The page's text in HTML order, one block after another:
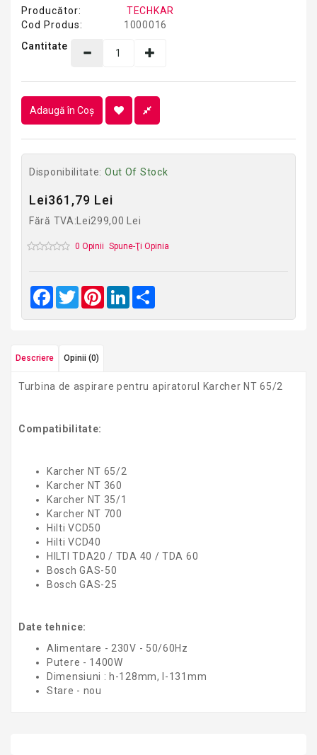
Producător:
TECHKAR
Cod Produs:
1000016
Cantitate
Adaugă în Coş
Disponibilitate: Out Of Stock
Lei361,79 Lei
Fără TVA:Lei299,00 Lei
0 Opinii Spune-Ţi Opinia
Facebook
TwitterPinterestLinkedIn
Descriere Opinii (0)
Turbina de aspirare pentru apiratorul Karcher NT 65/2
Compatibilitate:
Karcher NT 65/2
Karcher NT 360
Karcher NT 35/1
Karcher NT 700
Hilti VCD50
Hilti VCD40
HILTI TDA20 / TDA 40 / TDA 60
Bosch GAS-50
Bosch GAS-25
Date tehnice:
Alimentare - 230V - 50/60Hz
Putere - 1400W
Dimensiuni : h-128mm, l-131mm
Stare - nou